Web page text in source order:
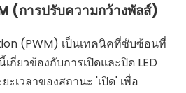
(การปรับความกว้างพัลส์)
(PWM) เป็นเทคนิคที่ซับซ้อนที่
กี่ยวข้องกับการเปิดและปิด LED
ะเวลาของสถานะ 'เปิด' เพื่อ